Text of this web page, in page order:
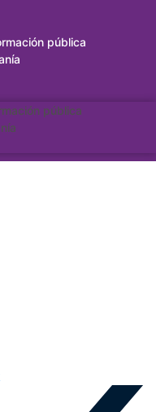
pública
pública